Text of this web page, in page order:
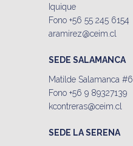
Iquique
Fono +56 55 245 6154
aramirez@ceim.cl
SEDE SALAMANCA
Matilde Salamanca
Fono +56 9 89327139
kcontreras@ceim.cl
SEDE LA SERENA